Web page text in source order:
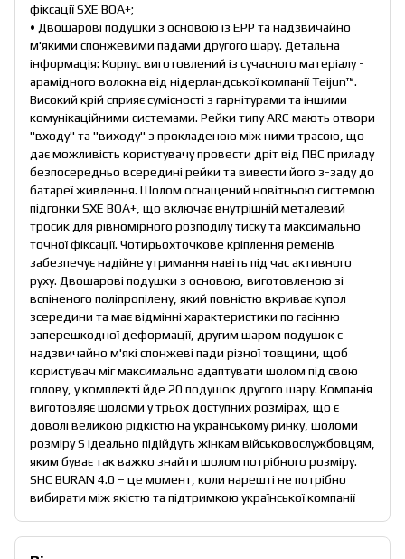
фіксації SXE BOA+;
• Двошарові подушки з основою із EPP та надзвичайно
м'якими спонжевими падами другого шару. Детальна
інформація: Корпус виготовлений із сучасного матеріалу -
арамідного волокна від нідерландської компанії Teijun™.
Високий крій сприяє сумісності з гарнітурами та іншими
комунікаційними системами. Рейки типу ARC мають отвори
"входу" та "виходу" з прокладеною між ними трасою, що
дає можливість користувачу провести дріт від ПВС приладу
безпосередньо всередині рейки та вивести його з-заду до
батареї живлення. Шолом оснащений новітньою системою
підгонки SXE BOA+, що включає внутрішній металевий
тросик для рівномірного розподілу тиску та максимально
точної фіксації. Чотирьохточкове кріплення ременів
забезпечує надійне утримання навіть під час активного
руху. Двошарові подушки з основою, виготовленою зі
вспіненого поліпропілену, який повністю вкриває купол
зсередини та має відмінні характеристики по гасінню
заперешкодної деформації, другим шаром подушок є
надзвичайно м'які спонжеві пади різної товщини, щоб
користувач міг максимально адаптувати шолом під свою
голову, у комплекті йде 20 подушок другого шару. Компанія
виготовляє шоломи у трьох доступних розмірах, що є
доволі великою рідкістю на українському ринку, шоломи
розміру S ідеально підійдуть жінкам військовослужбовцям,
яким буває так важко знайти шолом потрібного розміру.
SHC BURAN 4.0 – це момент, коли нарешті не потрібно
вибирати між якістю та підтримкою української компанії